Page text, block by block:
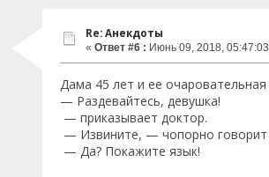
Re: Анекдоты
« Ответ #6 : Июнь 09, 2018,
Дама 45 лет и ее
— Раздевайтесь, девушка!
— приказывает доктор.
— Извините, — чопорно
— Да? Покажите язык!